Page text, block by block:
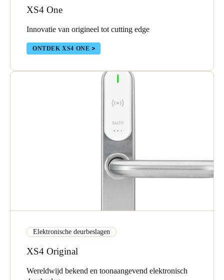
XS4 One
Innovatie van origineel tot cutting edge
ONTDEK XS4 ONE
Elektronische deurbeslagen
XS4 Original
Wereldwijd bekend en toonaangevend elektronisch